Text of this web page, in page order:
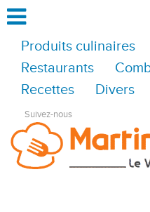
Produits culinaires
Restaurants
Recettes
Divers
Suivez-nous